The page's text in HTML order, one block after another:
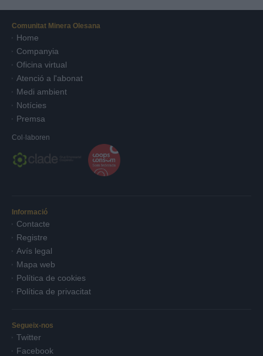
Comunitat Minera Olesana
Home
Companyia
Oficina virtual
Atenció a l'abonat
Medi ambient
Notícies
Premsa
Col·laboren
Informació
Contacte
Registre
Avís legal
Mapa web
Política de cookies
Política de privacitat
Segueix-nos
Twitter
Facebook